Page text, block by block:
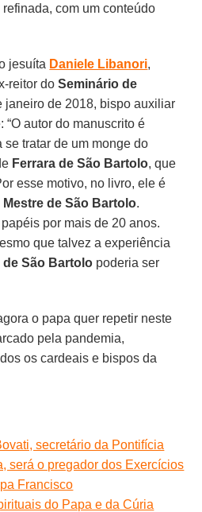
com um conteúdo
jesuíta Daniele Libanori,
reitor doSeminário de
janeiro de 2018, bispo auxiliar
“O autor do manuscrito é
tratar de um monge do
Ferrara de São Bartolo, que
esse motivo, no livro, ele é
Mestre de São Bartolo.
por mais de 20 anos.
que talvez a experiência
de São Bartolo poderia ser
o papa quer repetir neste
pela pandemia,
os cardeais e bispos da
secretário da Pontifícia
será o pregador dos Exercícios
Francisco
do Papa e da Cúria